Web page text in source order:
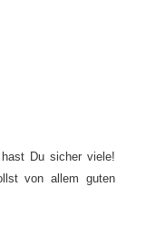
Du sicher viele!
von allem guten